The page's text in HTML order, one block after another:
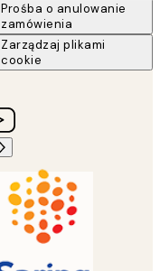
Prośba o anulowanie
zamówienia
Zarządzaj plikami
cookie